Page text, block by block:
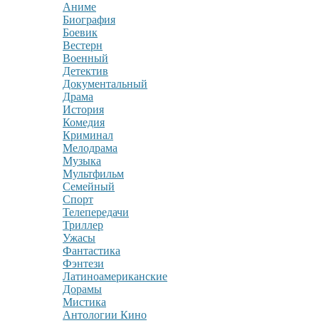
Аниме
Биография
Боевик
Вестерн
Военный
Детектив
Документальный
Драма
История
Комедия
Криминал
Мелодрама
Музыка
Мультфильм
Семейный
Спорт
Телепередачи
Триллер
Ужасы
Фантастика
Фэнтези
Латиноамериканские
Дорамы
Мистика
Антологии Кино